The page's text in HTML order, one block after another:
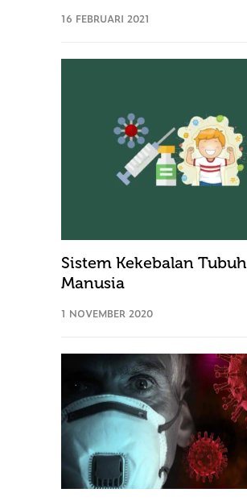
16 FEBRUARI 2021
Sistem Kekebalan Tubuh
Manusia
1 NOVEMBER 2020